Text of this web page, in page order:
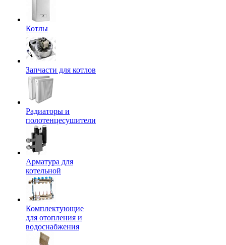
Котлы
Запчасти для котлов
Радиаторы и
полотенцесушители
Арматура для
котельной
Комплектующие
для отопления и
водоснабжения